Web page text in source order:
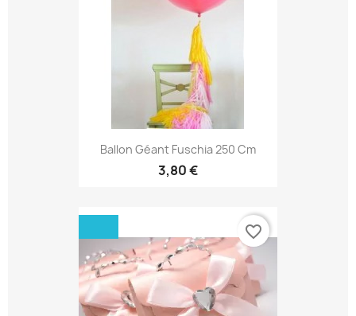
Ballon Géant Fuschia 250 Cm
3,80 €
favorite_border